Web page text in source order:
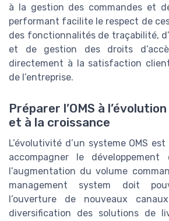
à la gestion des commandes et
performant facilite le respect de
des fonctionnalités de traçabilité,
et de gestion des droits
directement à la satisfaction
de l’entreprise.
Préparer l’OMS à
et à la croissance
L’évolutivité d’un systeme OMS
accompagner le développement
l’augmentation du volume
management system doit
l’ouverture de nouveaux
diversification des solutions de